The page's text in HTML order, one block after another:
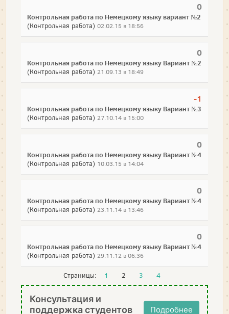
0
Контрольная работа по Немецкому языку вариант №2
(Контрольная работа) 02.02.15 в 18:56
0
Контрольная работа по Немецкому языку Вариант №2
(Контрольная работа) 21.09.13 в 18:49
-1
Контрольная работа по Немецкому языку Вариант №3
(Контрольная работа) 27.10.14 в 15:00
0
Контрольная работа по Немецкому языку Вариант №4
(Контрольная работа) 10.03.15 в 14:04
0
Контрольная работа по Немецкому языку Вариант №4
(Контрольная работа) 23.11.14 в 13:46
0
Контрольная работа по Немецкому языку Вариант №4
(Контрольная работа) 29.11.12 в 06:36
Страницы: 1 2 3 4
Консультация и
поддержка студентов
Подробнее